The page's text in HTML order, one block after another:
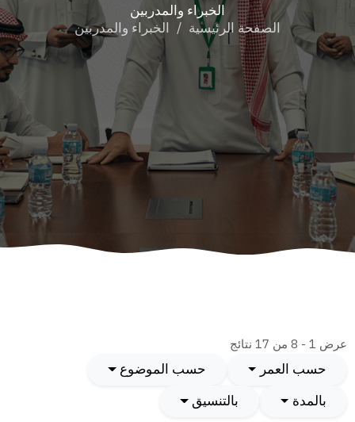
الخبراء والمدربين
الصفحة الرئيسية
الخبراء والمدربين
عرض 1 - 8 من 17 نتائج
حسب العمر
حسب الموضوع
بالمدة
بالتنسيق